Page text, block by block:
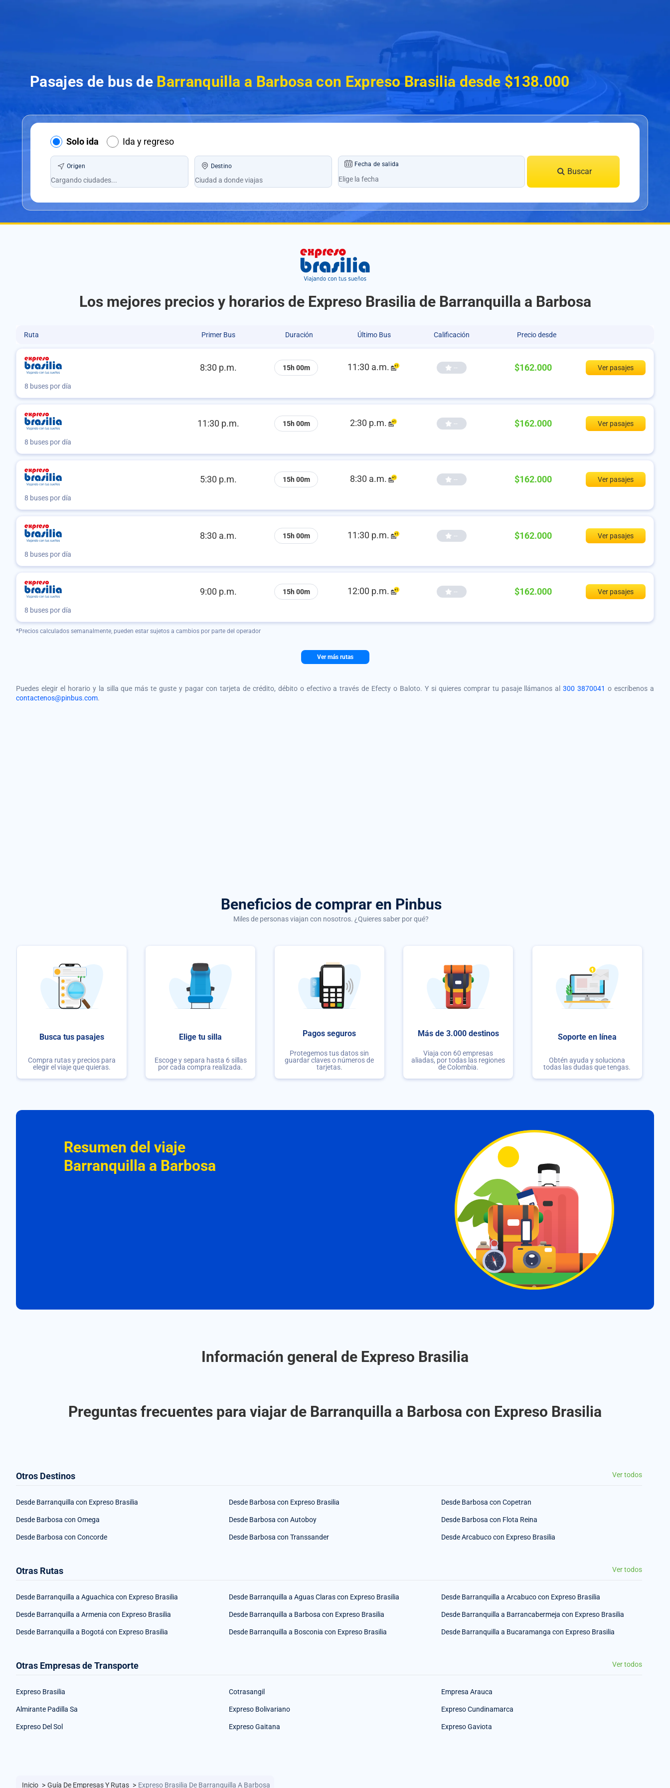
Pasajes de bus de Barranquilla a Barbosa con Expreso Brasilia desde $138.000
Solo ida Ida y regreso
Origen Destino Fecha de salida
Buscar
Los mejores precios y horarios de Expreso Brasilia de Barranquilla a Barbosa
Ruta Primer Bus Duración Último Bus Calificación Precio desde
8:30 p.m. 15h 00m 11:30 a.m. -- $162.000 Ver pasajes
8 buses por día
11:30 p.m. 15h 00m 2:30 p.m. -- $162.000 Ver pasajes
8 buses por día
5:30 p.m. 15h 00m 8:30 a.m. -- $162.000 Ver pasajes
8 buses por día
8:30 a.m. 15h 00m 11:30 p.m. -- $162.000 Ver pasajes
8 buses por día
9:00 p.m. 15h 00m 12:00 p.m. -- $162.000 Ver pasajes
8 buses por día
*Precios calculados semanalmente, pueden estar sujetos a cambios por parte del operador
Ver más rutas
Puedes elegir el horario y la silla que más te guste y pagar con tarjeta de crédito, débito o efectivo a través de Efecty o Baloto. Y si quieres comprar tu pasaje llámanos al300 3870041 o escríbenos a
contactenos@pinbus.com.
Beneficios de comprar en Pinbus
Miles de personas viajan con nosotros. ¿Quieres saber por qué?
Busca tus pasajes
Compra rutas y precios para
elegir el viaje que quieras.
Elige tu silla
Escoge y separa hasta 6 sillas
por cada compra realizada.
Pagos seguros
Protegemos tus datos sin
guardar claves o números de
tarjetas.
Más de 3.000 destinos
Viaja con 60 empresas
aliadas, por todas las regiones
de Colombia.
Soporte en línea
Obtén ayuda y soluciona
todas las dudas que tengas.
Resumen del viaje
Barranquilla a Barbosa
Información general de Expreso Brasilia
Preguntas frecuentes para viajar de Barranquilla a Barbosa con Expreso Brasilia
Otros Destinos Ver todos
Desde Barranquilla con Expreso Brasilia Desde Barbosa con Expreso Brasilia Desde Barbosa con Copetran
Desde Barbosa con Omega Desde Barbosa con Autoboy Desde Barbosa con Flota Reina
Desde Barbosa con Concorde Desde Barbosa con Transsander Desde Arcabuco con Expreso Brasilia
Otras Rutas Ver todos
Desde Barranquilla a Aguachica con Expreso Brasilia Desde Barranquilla a Aguas Claras con Expreso Brasilia Desde Barranquilla a Arcabuco con Expreso Brasilia
Desde Barranquilla a Armenia con Expreso Brasilia Desde Barranquilla a Barbosa con Expreso Brasilia Desde Barranquilla a Barrancabermeja con Expreso Brasilia
Desde Barranquilla a Bogotá con Expreso Brasilia Desde Barranquilla a Bosconia con Expreso Brasilia Desde Barranquilla a Bucaramanga con Expreso Brasilia
Otras Empresas de Transporte Ver todos
Expreso Brasilia Cotrasangil Empresa Arauca
Almirante Padilla Sa Expreso Bolivariano Expreso Cundinamarca
Expreso Del Sol Expreso Gaitana Expreso Gaviota
Inicio > Guía De Empresas Y Rutas > Expreso Brasilia De Barranquilla A Barbosa